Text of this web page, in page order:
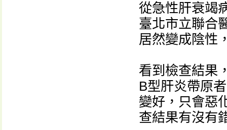
從急性肝衰竭
臺北市立聯合
居然變成陰性
看到檢查結果
B型肝炎帶原
變好，只會惡
查結果有沒有